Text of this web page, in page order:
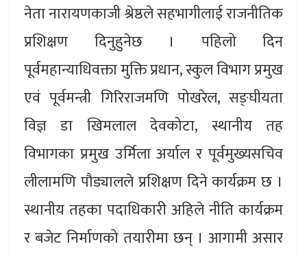
नेता नारायणकाजी श्रेष्ठले सहभागीलाई राजनीतिक
प्रशिक्षण दिनुहुनेछ । पहिलो दिन
पूर्वमहान्याधिवक्ता मुक्ति प्रधान, स्कुल विभाग प्रमुख
एवं पूर्वमन्त्री गिरिराजमणि पोखरेल, सङ्घीयता
विज्ञ डा खिमलाल देवकोटा, स्थानीय तह
विभागका प्रमुख उर्मिला अर्याल र पूर्वमुख्यसचिव
लीलामणि पौड्यालले प्रशिक्षण दिने कार्यक्रम छ ।
स्थानीय तहका पदाधिकारी अहिले नीति कार्यक्रम
र बजेट निर्माणको तयारीमा छन् । आगामी असार